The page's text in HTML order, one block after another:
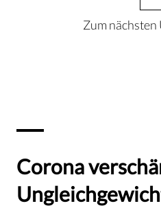
Zum
Corona